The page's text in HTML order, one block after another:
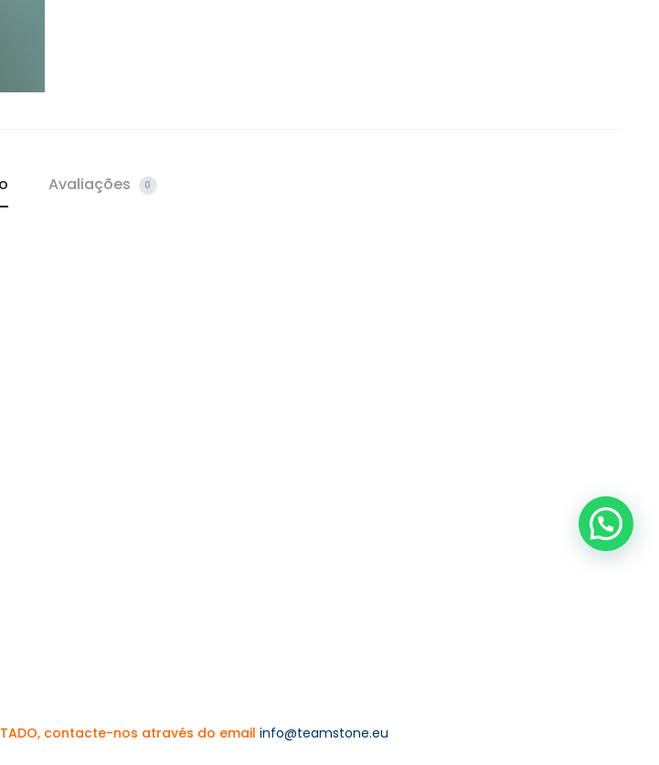
Avaliações 0
contacte-nos através do email info@teamstone.eu